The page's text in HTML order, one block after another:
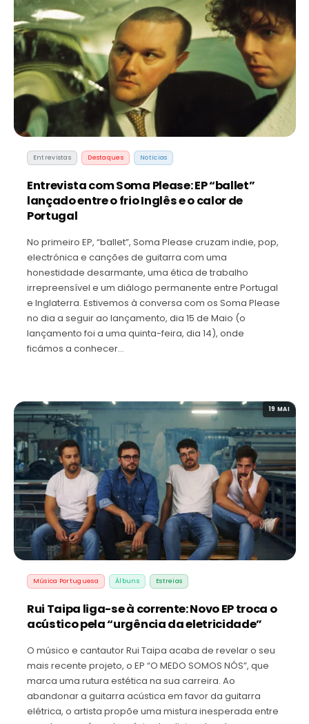
Entrevistas Destaques Noticias
Entrevista com Soma Please: EP “ballet”
lançado entre o frio Inglês e o calor de
Portugal
No primeiro EP, “ballet”, Soma Please cruzam indie, pop,
electrónica e canções de guitarra com uma
honestidade desarmante, uma ética de trabalho
irrepreensível e um diálogo permanente entre Portugal
e Inglaterra. Estivemos à conversa com os Soma Please
no dia a seguir ao lançamento, dia 15 de Maio (o
lançamento foi a uma quinta-feira, dia 14), onde
ficámos a conhecer…
19 MAI
Música Portuguesa Álbuns Estreias
Rui Taipa liga-se à corrente: Novo EP troca o
acústico pela “urgência da eletricidade”
O músico e cantautor Rui Taipa acaba de revelar o seu
mais recente projeto, o EP “O MEDO SOMOS NÓS”, que
marca uma rutura estética na sua carreira. Ao
abandonar a guitarra acústica em favor da guitarra
elétrica, o artista propõe uma mistura inesperada entre